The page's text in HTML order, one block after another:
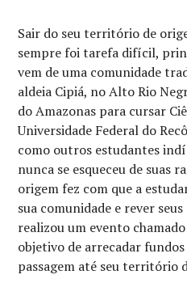
Sair do seu território de
sempre foi tarefa difícil,
vem de uma comunidade
aldeia Cipiá, no Alto Rio
do Amazonas para cursar
Universidade Federal do
como outros estudantes
nunca se esqueceu de suas
origem fez com que a
sua comunidade e rever
realizou um evento
objetivo de arrecadar
passagem até seu território